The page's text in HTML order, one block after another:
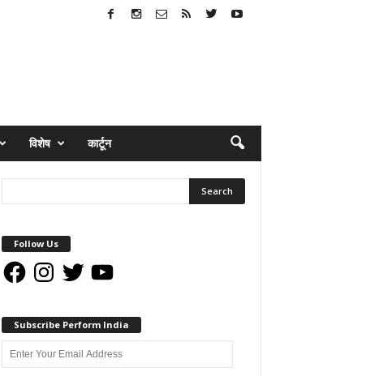
विशेष कार्टून
Follow Us
FacebookInstagram
Twitter YouTube
Subscribe Perform India
Enter
Your